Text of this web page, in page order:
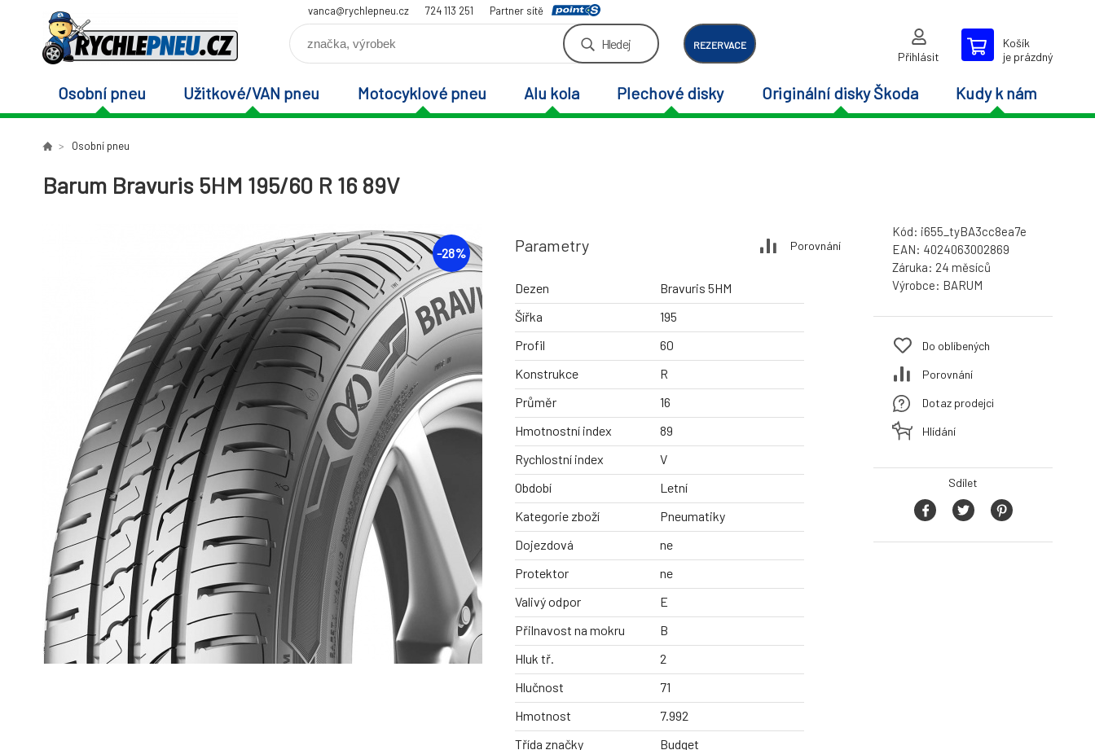
vanca@rychlepneu.cz 724 113 251 Partner sítě
Hledej REZERVACE
Přihlásit
Košík
je prázdný
Osobní pneu Užitkové/VAN pneu Motocyklové pneu Alu kola Plechové disky Originální disky Škoda Kudy k nám
Osobní pneu
Barum Bravuris 5HM 195/60 R 16 89V
-28% Parametry Porovnání
Dezen
Bravuris 5HM
Šířka
195
Profil
60
Konstrukce
R
Průměr
16
Hmotnostní index
89
Rychlostní index
V
Období
Letní
Kategorie zboží
Pneumatiky
Dojezdová
ne
Protektor
ne
Valivý odpor
E
Přilnavost na mokru
B
Hluk tř.
2
Hlučnost
71
Hmotnost
7.992
Třída značky
Budget
Kód: i655_tyBA3cc8ea7e
EAN: 4024063002869
Záruka: 24 měsíců
Výrobce: BARUM
Do oblíbených
Porovnání
Dotaz prodejci
Hlídání
Sdílet